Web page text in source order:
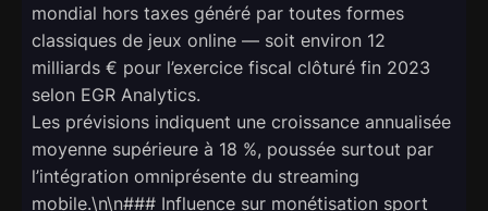
mondial hors taxes généré par toutes formes
classiques de jeux online — soit environ 12
milliards € pour l’exercice fiscal clôturé fin 2023
selon EGR Analytics.
Les prévisions indiquent une croissance annualisée
moyenne supérieure à 18 %, poussée surtout par
l’intégration omniprésente du streaming
mobile.\n\n### Influence sur monétisation sport